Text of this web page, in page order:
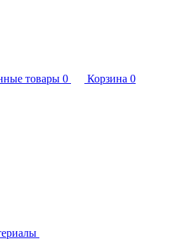
товары 0 Корзина 0